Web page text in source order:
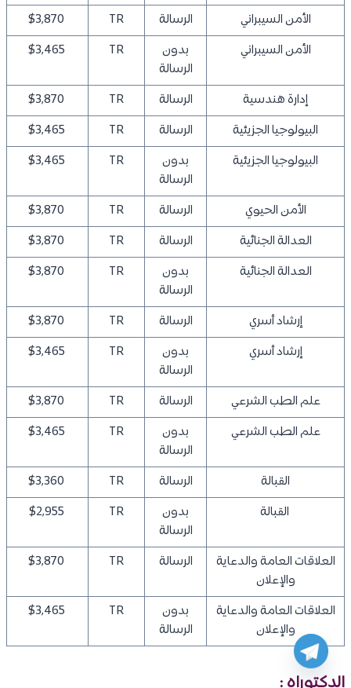
الأمن السيبراني الرسالة TR
الأمن السيبراني
بدون
الرسالة
TR
إدارة هندسية الرسالة TR
البيولوجيا الجزيئية
الرسالة TR
البيولوجيا الجزيئية
بدون
الرسالة
TR
الأمن الحيوي الرسالة TR
العدالة الجنائية
الرسالة TR
العدالة الجنائية
بدون
الرسالة
TR
إرشاد أسري الرسالة TR
إرشاد أسري
بدون
الرسالة
TR
علم الطب الشرعي الرسالة TR
علم الطب الشرعي
بدون
الرسالة
TR
القبالة الرسالة TR
القبالة
بدون
الرسالة
TR
العلاقات العامة والدعاية
والإعلان
الرسالة TR
العلاقات العامة والدعاية
والإعلان
بدون
الرسالة
TR